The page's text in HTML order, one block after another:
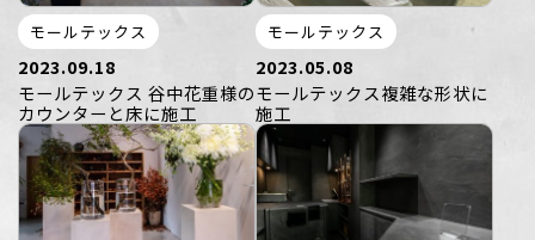
モールテックス
2023.09.18
モールテックス 谷中花重様の
カウンターと床に施工
モールテックス
2023.05.08
モールテックス複雑な形状に
施工